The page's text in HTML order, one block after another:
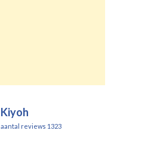
Kiyoh
aantal reviews 1323